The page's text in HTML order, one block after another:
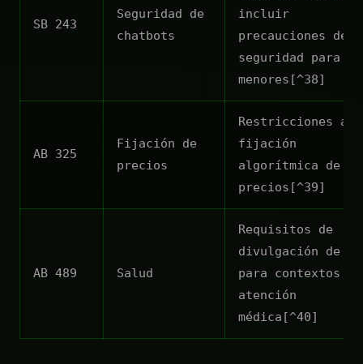
SB 243
Seguridad de
chatbots
incluir
precauciones de
seguridad para
menores[^38]
AB 325
Fijación de
precios
Restricciones a
fijación
algorítmica de
precios[^39]
AB 489 Salud
Requisitos de
divulgación de IA
para contextos de
atención
médica[^40]